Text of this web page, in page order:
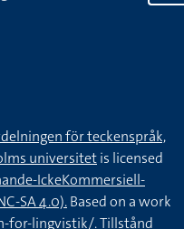
för teckenspråk,
universitetis licensed
IckeKommersiell-
SA 4.0).Based on a work
for-lingvistik/. Tillstånd